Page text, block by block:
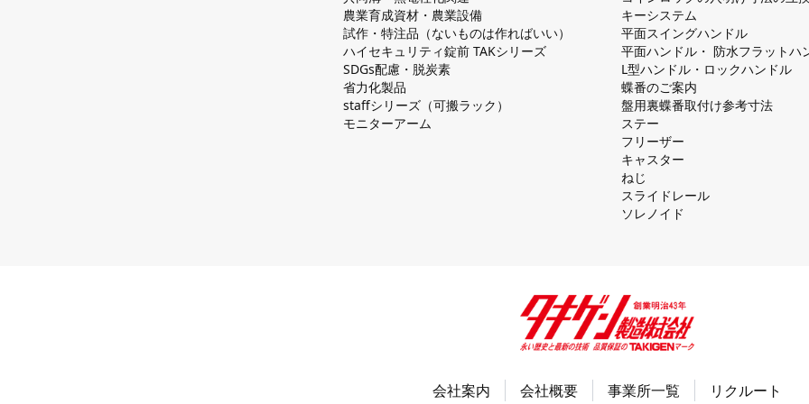
農業育成資材・農業設備
試作・特注品（ないものは作ればいい）
ハイセキュリティ錠前 TAKシリーズ
SDGs配慮・脱炭素
省力化製品
staffシリーズ（可搬ラック）
モニターアーム
キーシステム
平⾯スイングハンドル
平⾯ハンドル・ 防⽔フラットハ
L型ハンドル・ロックハンドル
蝶番のご案内
盤⽤裏蝶番取付け参考⼨法
ステー
フリーザー
キャスター
ねじ
スライドレール
ソレノイド
会社案内 会社概要 事業所一覧 リクルート